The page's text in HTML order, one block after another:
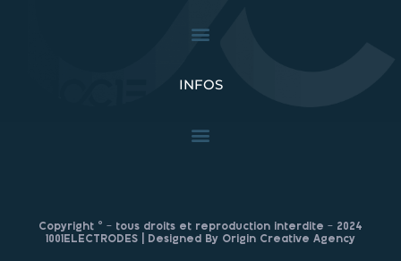
INFOS
Copyright © – tous droits et reproduction interdite – 2024
1001ELECTRODES | Designed By Origin Creative Agency